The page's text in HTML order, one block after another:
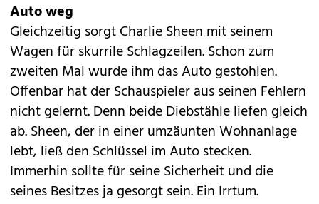
Auto weg
Gleichzeitig sorgt Charlie Sheen mit seinem
Wagen für skurrile Schlagzeilen. Schon zum
zweiten Mal wurde ihm das Auto gestohlen.
Offenbar hat der Schauspieler aus seinen Fehlern
nicht gelernt. Denn beide Diebstähle liefen gleich
ab. Sheen, der in einer umzäunten Wohnanlage
lebt, ließ den Schlüssel im Auto stecken.
Immerhin sollte für seine Sicherheit und die
seines Besitzes ja gesorgt sein. Ein Irrtum.